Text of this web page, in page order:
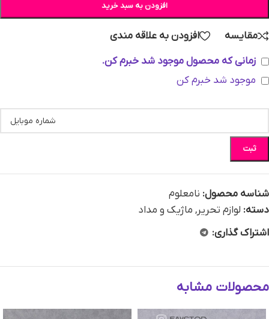
افزودن به سبد خرید
مقایسه
افزودن به علاقه مندی
زمانی که محصول موجود شد خبرم کن.
موجود شد خبرم کن
ثبت
شناسه محصول: نامعلوم
دسته: لوازم تحریر, ماژیک و مداد
اشتراک گذاری:
محصولات مشابه